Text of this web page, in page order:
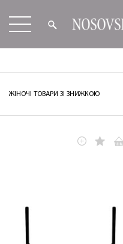
ЖІНОЧІ ТОВАРИ ЗІ ЗНИЖКОЮ